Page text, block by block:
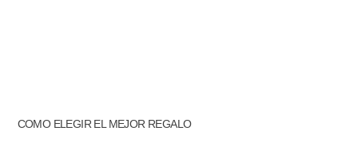
COMO ELEGIR EL MEJOR REGALO